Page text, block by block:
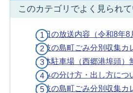
このカテゴリでよく見られ
今日の放送内容（令和8年8
隠岐の島町ごみ分別収集カ
立体駐車場（西郷港埠頭）
ごみの分け方・出し方につ
隠岐の島町ごみ分別収集カ